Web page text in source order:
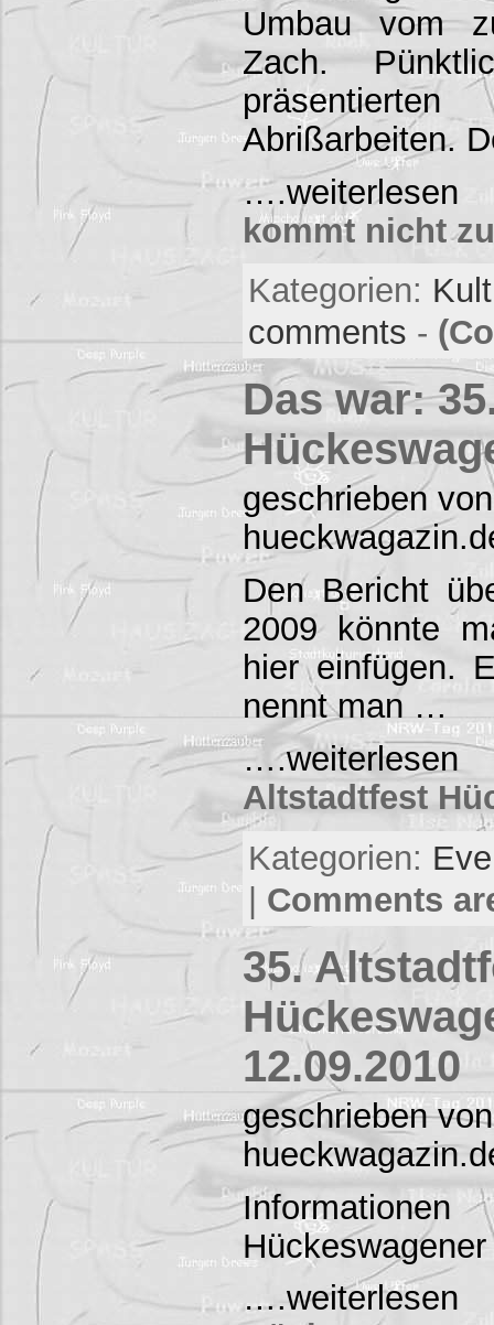
Umbau vom
Zach.
Abrißarbeiten.
kommt nicht
Kategorien:
comments -
Das war:
geschrieben
Den Bericht
2009 könnte
hier einfügen.
nennt man …
Altstadtfest
Kategorien:
| Comments
35.
12.09.2010
geschrieben